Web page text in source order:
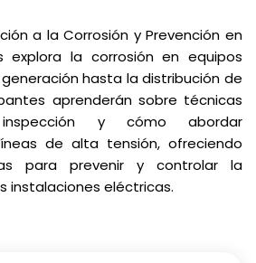
a la Corrosión y Prevención en
explora la corrosión en equipos
hasta la distribución de
aprenderán sobre técnicas
y cómo abordar
de alta tensión, ofreciendo
para prevenir y controlar la
instalaciones eléctricas.